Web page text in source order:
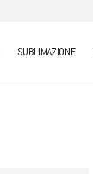
SUBLIMAZIONE